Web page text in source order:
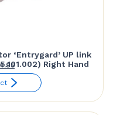
‘Entrygard’ UP link
Right Hand
Le
prix